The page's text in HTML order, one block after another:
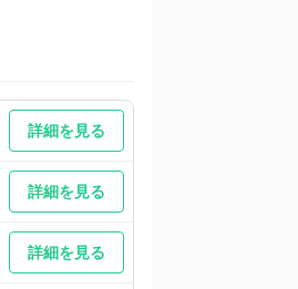
詳細を見る
詳細を見る
詳細を見る